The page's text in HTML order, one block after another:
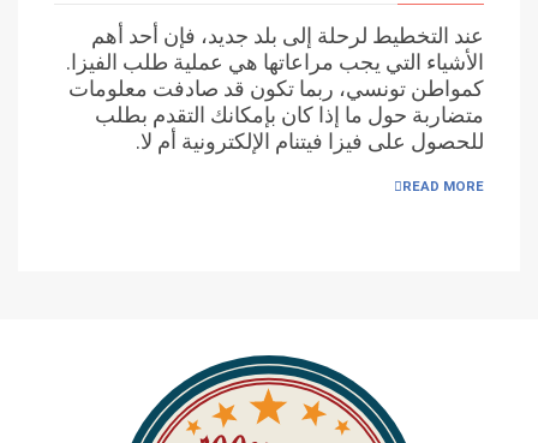
عند التخطيط لرحلة إلى بلد جديد، فإن أحد أهم
الأشياء التي يجب مراعاتها هي عملية طلب الفيزا.
كمواطن تونسي، ربما تكون قد صادفت معلومات
متضاربة حول ما إذا كان بإمكانك التقدم بطلب
للحصول على فيزا فيتنام الإلكترونية أم لا.
READ MORE